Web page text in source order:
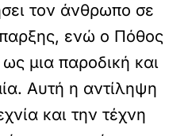
τον άνθρωπο σε
ενώ ο Πόθος
μια παροδική και
Αυτή η αντίληψη
και την τέχνη